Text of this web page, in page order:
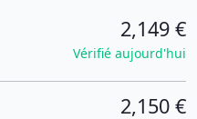
2,149 €
Vérifié aujourd'hui
2,150 €